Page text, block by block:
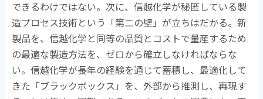
できるわけではない。次に、信越化学が秘匿している製
造プロセス技術という「第二の壁」が立ちはだかる。新
製品を、信越化学と同等の品質とコストで量産するため
の最適な製造方法を、ゼロから確立しなければならな
い。信越化学が長年の経験を通じて蓄積し、最適化して
きた「ブラックボックス」を、外部から推測し、再現す